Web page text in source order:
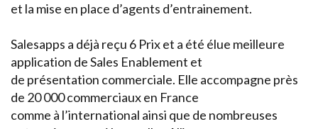
et la mise en place d’agents d’entrainement.
Salesapps a déjà reçu 6 Prix et a été élue meilleure
application de Sales Enablement et
de présentation commerciale. Elle accompagne près
de 20 000 commerciaux en France
comme à l’international ainsi que de nombreuses